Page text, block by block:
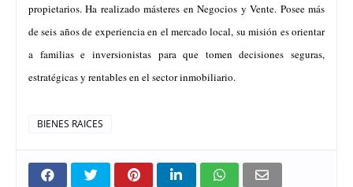
propietarios. Ha realizado másteres en Negocios y Vente. Posee más
de seis años de experiencia en el mercado local, su misión es orientar
a familias e inversionistas para que tomen decisiones seguras,
estratégicas y rentables en el sector inmobiliario.
BIENES RAICES